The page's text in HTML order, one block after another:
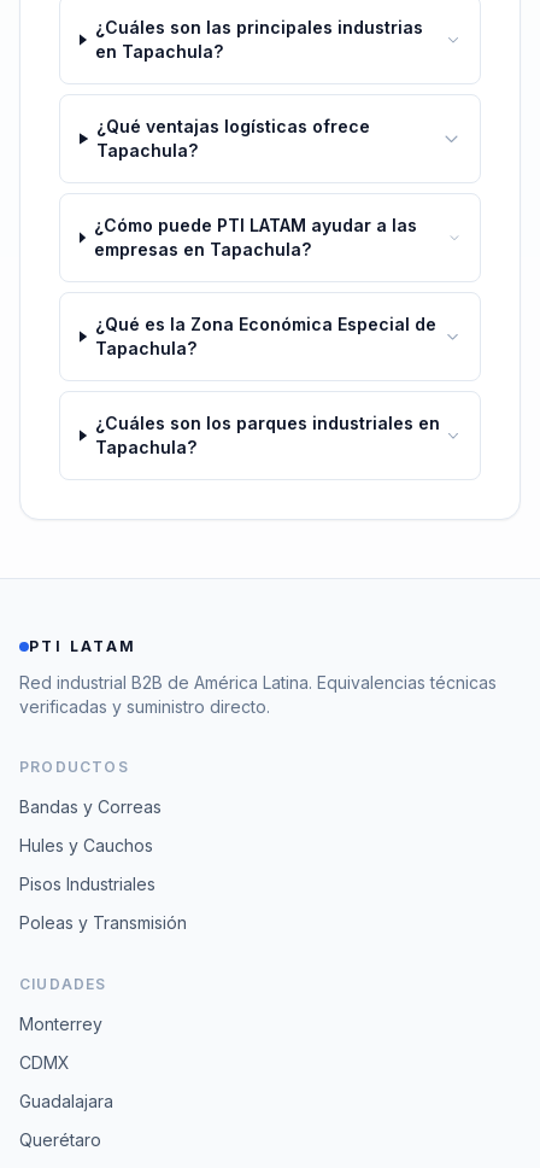
¿Cuáles son las principales industrias
en Tapachula?
¿Qué ventajas logísticas ofrece
Tapachula?
¿Cómo puede PTI LATAM ayudar a las
empresas en Tapachula?
¿Qué es la Zona Económica Especial de
Tapachula?
¿Cuáles son los parques industriales en
Tapachula?
PTI LATAM
Red industrial B2B de América Latina. Equivalencias técnicas
verificadas y suministro directo.
PRODUCTOS
Bandas y Correas
Hules y Cauchos
Pisos Industriales
Poleas y Transmisión
CIUDADES
Monterrey
CDMX
Guadalajara
Querétaro